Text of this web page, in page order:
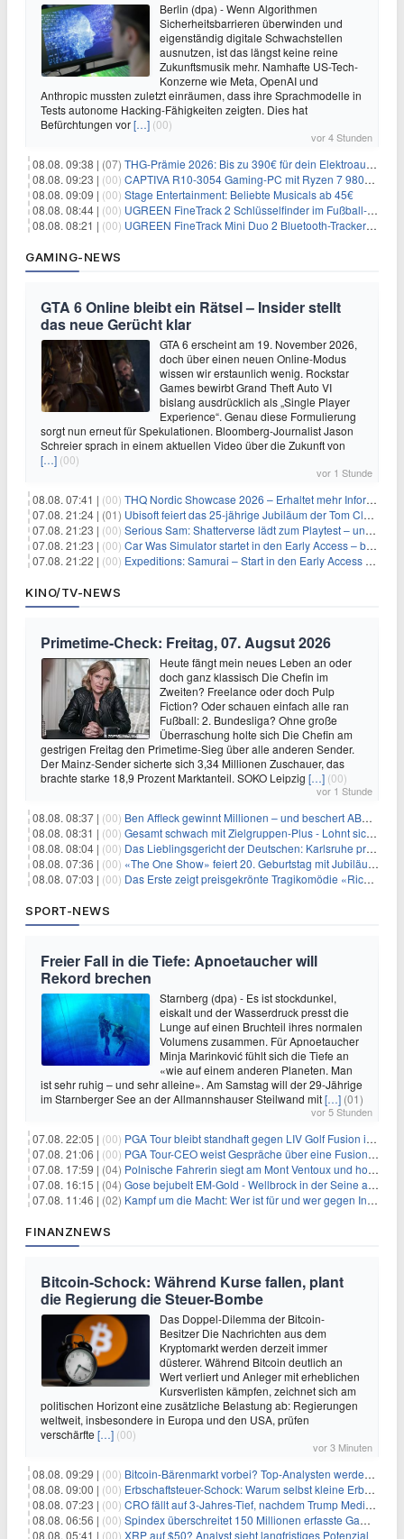
Berlin (dpa) - Wenn Algorithmen
Sicherheitsbarrieren überwinden und
eigenständig digitale Schwachstellen
ausnutzen, ist das längst keine reine
Zukunftsmusik mehr. Namhafte US-Tech-
Konzerne wie Meta, OpenAI und
Anthropic mussten zuletzt einräumen, dass ihre Sprachmodelle in
Tests autonome Hacking-Fähigkeiten zeigten. Dies hat
Befürchtungen vor[…] (00)
vor 4 Stunden
08.08. 09:38 | (07) THG-Prämie 2026: Bis zu 390€ für dein Elektroauto mit geld-fuer-eAuto.de
08.08. 09:23 | (00) CAPTIVA R10-3054 Gaming-PC mit Ryzen 7 9800X3D und RTX 5080 für 2.599€
08.08. 09:09 | (00) Stage Entertainment: Beliebte Musicals ab 45€
08.08. 08:44 | (00) UGREEN FineTrack 2 Schlüsselfinder im Fußball-Design für 10,98€
08.08. 08:21 | (00) UGREEN FineTrack Mini Duo 2 Bluetooth-Tracker 4er-Pack für 28,99€
GAMING-NEWS
GTA 6 Online bleibt ein Rätsel – Insider stellt
das neue Gerücht klar
GTA 6 erscheint am 19. November 2026,
doch über einen neuen Online-Modus
wissen wir erstaunlich wenig. Rockstar
Games bewirbt Grand Theft Auto VI
bislang ausdrücklich als „Single Player
Experience“. Genau diese Formulierung
sorgt nun erneut für Spekulationen. Bloomberg-Journalist Jason
Schreier sprach in einem aktuellen Video über die Zukunft von
[…] (00)
vor 1 Stunde
08.08. 07:41 | (00) THQ Nordic Showcase 2026 – Erhaltet mehr Informationen
07.08. 21:24 | (01) Ubisoft feiert das 25-jährige Jubiläum der Tom Clancy’s Ghost Recon-Reihe
07.08. 21:23 | (00) Serious Sam: Shatterverse lädt zum Playtest – und erscheint schon bald!
07.08. 21:23 | (00) Car Was Simulator startet in den Early Access – bald gehts los!
07.08. 21:22 | (00) Expeditions: Samurai – Start in den Early Access ab heute im feudalen Japan
KINO/TV-NEWS
Primetime-Check: Freitag, 07. Augsut 2026
Heute fängt mein neues Leben an oder
doch ganz klassisch Die Chefin im
Zweiten? Freelance oder doch Pulp
Fiction? Oder schauen einfach alle ran
Fußball: 2. Bundesliga? Ohne große
Überraschung holte sich Die Chefin am
gestrigen Freitag den Primetime-Sieg über alle anderen Sender.
Der Mainz-Sender sicherte sich 3,34 Millionen Zuschauer, das
brachte starke 18,9 Prozent Marktanteil. SOKO Leipzig […] (00)
vor 1 Stunde
08.08. 08:37 | (00) Ben Affleck gewinnt Millionen – und beschert ABC Top-Quoten
08.08. 08:31 | (00) Gesamt schwach mit Zielgruppen-Plus - Lohnt sich First Dates Hotel doch?
08.08. 08:04 | (00) Das Lieblingsgericht der Deutschen: Karlsruhe prägt seit 75 Jahren die Republik
08.08. 07:36 | (00) «The One Show» feiert 20. Geburtstag mit Jubiläumswoche
08.08. 07:03 | (00) Das Erste zeigt preisgekrönte Tragikomödie «Rickerl» als Free-TV-Premiere
SPORT-NEWS
Freier Fall in die Tiefe: Apnoetaucher will
Rekord brechen
Starnberg (dpa) - Es ist stockdunkel,
eiskalt und der Wasserdruck presst die
Lunge auf einen Bruchteil ihres normalen
Volumens zusammen. Für Apnoetaucher
Minja Marinković fühlt sich die Tiefe an
«wie auf einem anderen Planeten. Man
ist sehr ruhig – und sehr alleine». Am Samstag will der 29-Jährige
im Starnberger See an der Allmannshauser Steilwand mit[…] (01)
vor 5 Stunden
07.08. 22:05 | (00) PGA Tour bleibt standhaft gegen LIV Golf Fusion in einem sich wandelnden Sportumfeld
07.08. 21:06 | (00) PGA Tour-CEO weist Gespräche über eine Fusion mit LIV Golf zurück und bekräftigt die Wettbewerbslandschaft
07.08. 17:59 | (04) Polnische Fahrerin siegt am Mont Ventoux und holt Tour-Gelb
07.08. 16:15 | (04) Gose bejubelt EM-Gold - Wellbrock in der Seine ausgebremst
07.08. 11:46 | (02) Kampf um die Macht: Wer ist für und wer gegen Infantino?
FINANZNEWS
Bitcoin-Schock: Während Kurse fallen, plant
die Regierung die Steuer-Bombe
Das Doppel-Dilemma der Bitcoin-
Besitzer Die Nachrichten aus dem
Kryptomarkt werden derzeit immer
düsterer. Während Bitcoin deutlich an
Wert verliert und Anleger mit erheblichen
Kursverlisten kämpfen, zeichnet sich am
politischen Horizont eine zusätzliche Belastung ab: Regierungen
weltweit, insbesondere in Europa und den USA, prüfen
verschärfte […] (00)
vor 3 Minuten
08.08. 09:29 | (00) Bitcoin-Bärenmarkt vorbei? Top-Analysten werden optimistisch, aber die Geschichte sagt etwas anderes
08.08. 09:00 | (00) Erbschaftsteuer-Schock: Warum selbst kleine Erbschaften den Fiskus Millionen kosten
08.08. 07:23 | (00) CRO fällt auf 3-Jahres-Tief, nachdem Trump Media zwei große Crypto.com-Deals storniert
08.08. 06:56 | (00) Spindex überschreitet 150 Millionen erfasste Gaming-Ereignisse in Echtzeit-Datenpipeline
08.08. 05:41 | (00) XRP auf $50? Analyst sieht langfristiges Potenzial